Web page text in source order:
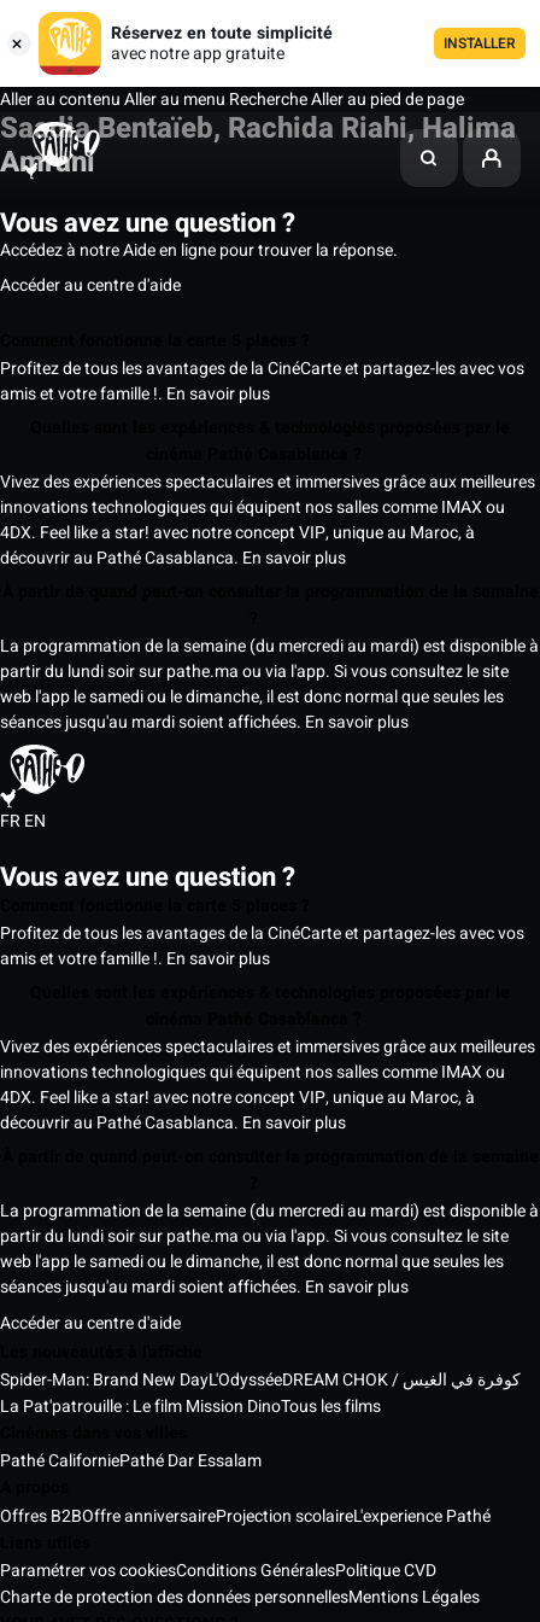
Réservez en toute simplicité
avec notre app gratuite
INSTALLER
Aller au contenuAller au menu RechercheAller au pied de page
Saadia Bentaïeb, Rachida Riahi, Halima
Amrani
Vous avez une question ?
Accédez à notre Aide en ligne pour trouver la réponse.
Accéder au centre d'aide
Profitez de tous les avantages de la CinéCarte et partagez-les avec vos
amis et votre famille !. En savoir plus
Vivez des expériences spectaculaires et immersives grâce aux meilleures
innovations technologiques qui équipent nos salles comme IMAX ou
4DX. Feel like a star! avec notre concept VIP, unique au Maroc, à
découvrir au Pathé Casablanca. En savoir plus
La programmation de la semaine (du mercredi au mardi) est disponible à
partir du lundi soir sur pathe.ma ou via l'app. Si vous consultez le site
web l'app le samedi ou le dimanche, il est donc normal que seules les
séances jusqu'au mardi soient affichées. En savoir plus
FREN
Vous avez une question ?
Profitez de tous les avantages de la CinéCarte et partagez-les avec vos
amis et votre famille !. En savoir plus
Vivez des expériences spectaculaires et immersives grâce aux meilleures
innovations technologiques qui équipent nos salles comme IMAX ou
4DX. Feel like a star! avec notre concept VIP, unique au Maroc, à
découvrir au Pathé Casablanca. En savoir plus
La programmation de la semaine (du mercredi au mardi) est disponible à
partir du lundi soir sur pathe.ma ou via l'app. Si vous consultez le site
web l'app le samedi ou le dimanche, il est donc normal que seules les
séances jusqu'au mardi soient affichées. En savoir plus
Accéder au centre d'aide
Spider-Man: Brand New DayL'Odyssée
DREAM CHOK / كوفرة في الغيس
La Pat'patrouille : Le film Mission DinoTous les films
Pathé CaliforniePathé Dar Essalam
Offres B2BOffre anniversaireProjection scolaireL'experience Pathé
Paramétrer vos cookiesConditions GénéralesPolitique CVD
Charte de protection des données personnellesMentions Légales